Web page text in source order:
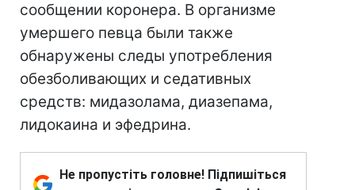
сообщении коронера. В организме
умершего певца были также
обнаружены следы употребления
обезболивающих и седативных
средств: мидазолама, диазепама,
лидокаина и эфедрина.
Не пропустіть головне! Підпишіться